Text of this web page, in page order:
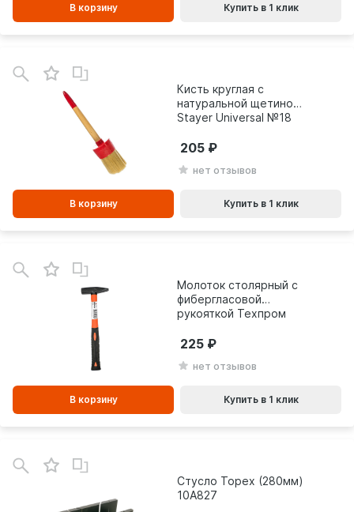
В корзину Купить в 1 клик
Кисть круглая с
натуральной щетиной
Stayer Universal №18
нет отзывов
205
В корзину Купить в 1 клик
Молоток столярный с
фибергласовой
рукояткой Техпром
нет отзывов
225
В корзину Купить в 1 клик
Стусло Topex (280мм)
10А827